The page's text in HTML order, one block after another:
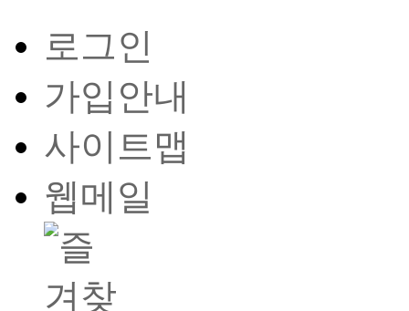
로그인
가입안내
사이트맵
웹메일